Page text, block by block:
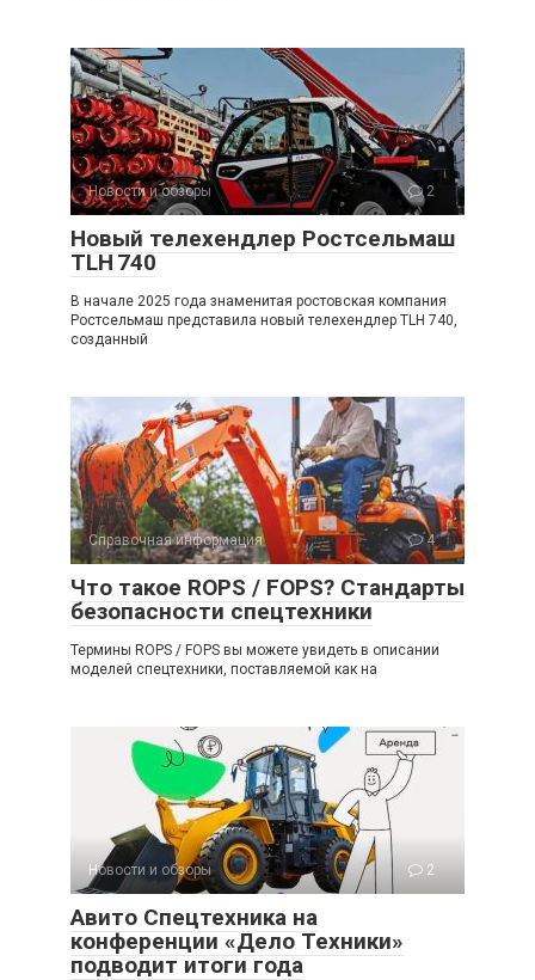
Новости и обзоры 2
Новый телехендлер Ростсельмаш
TLH 740
В начале 2025 года знаменитая ростовская компания
Ростсельмаш представила новый телехендлер TLH 740,
созданный
Справочная информация 4
Что такое ROPS / FOPS? Стандарты
безопасности спецтехники
Термины ROPS / FOPS вы можете увидеть в описании
моделей спецтехники, поставляемой как на
Новости и обзоры 2
Авито Спецтехника на
конференции «Дело Техники»
подводит итоги года